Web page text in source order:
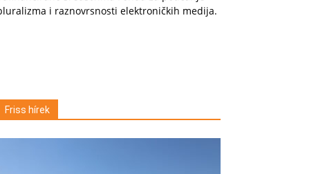
i raznovrsnosti elektroničkih medija.
Friss hírek